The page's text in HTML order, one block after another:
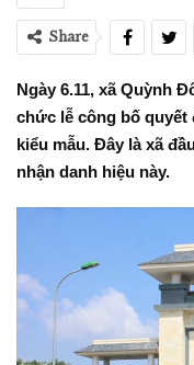
Share
Ngày 6.11, xã Quỳnh
chức lễ công bố quyết
kiểu mẫu. Đây là xã
nhận danh hiệu này.